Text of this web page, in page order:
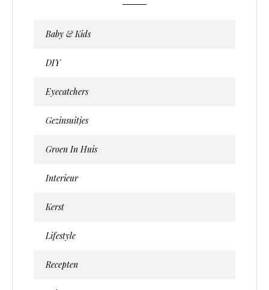
Baby & Kids
DIY
Eyecatchers
Gezinsuitjes
Groen In Huis
Interieur
Kerst
Lifestyle
Recepten